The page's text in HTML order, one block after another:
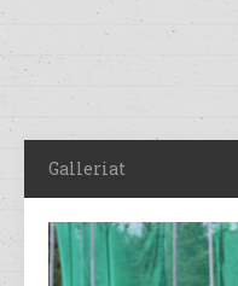
Galleriat